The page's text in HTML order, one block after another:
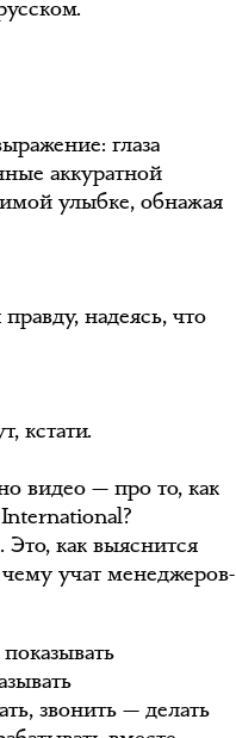
глаза
аккуратной
улыбке, обнажая
надеясь, что
кстати.
видео — про то, как
как выяснится
учат менеджеров-
звонить — делать